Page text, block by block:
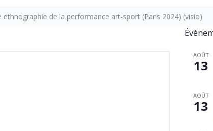
ethnographie de la performance art-sport (Paris 2024) (visio)
AOÛT
13
AOÛT
13